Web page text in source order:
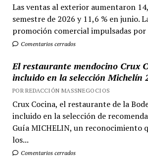
Las ventas al exterior aumentaron
semestre de 2026 y 11,6 % en junio.
promoción comercial impulsadas por
Comentarios cerrados
El restaurante mendocino Crux
incluido en la selección Michelín
POR REDACCIÓN MASSNEGOCIOS
Crux Cocina, el restaurante de la
incluido en la selección de
Guía MICHELIN, un reconocimiento
los...
Comentarios cerrados